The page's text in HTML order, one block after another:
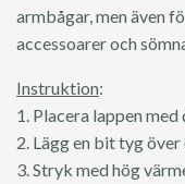
armbågar, men även
accessoarer och
Instruktion:
1. Placera lappen
2. Lägg en bit tyg
3. Stryk med hög